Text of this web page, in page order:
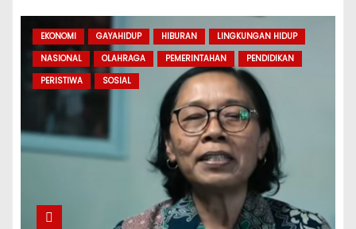
EKONOMI GAYAHIDUP HIBURAN
LINGKUNGAN HIDUP
NASIONAL
OLAHRAGA PEMERINTAHAN
PENDIDIKAN
PERISTIWA
SOSIAL